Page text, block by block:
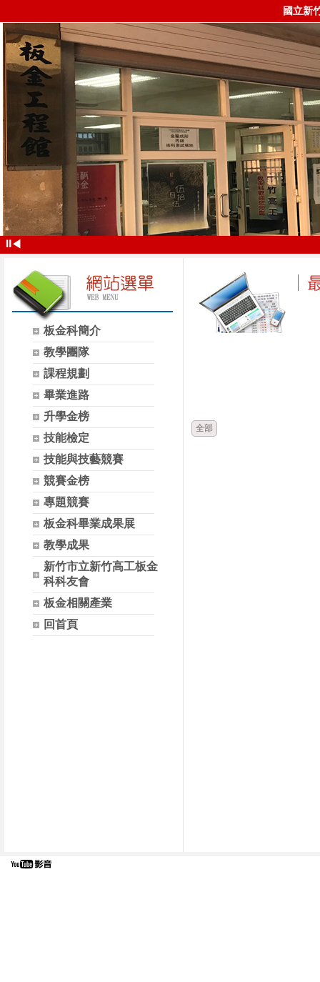
國立新
⏸◀
板金科簡介
教學團隊
課程規劃
畢業進路
升學金榜
技能檢定
技能與技藝競賽
競賽金榜
專題競賽
板金科畢業成果展
教學成果
新竹市立新竹高工板金
科科友會
板金相關產業
回首頁
全部